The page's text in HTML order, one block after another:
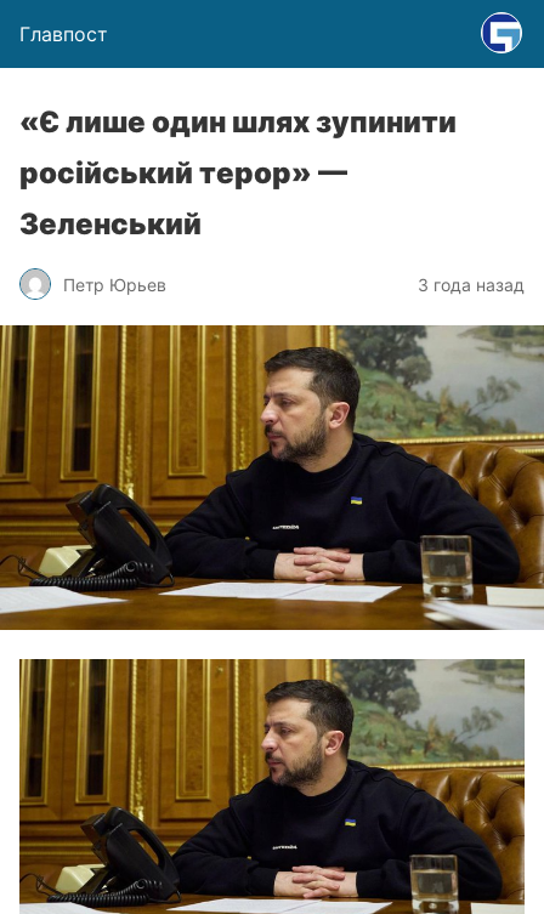
Главпост
«Є лише один шлях зупинити
російський терор» —
Зеленський
Петр Юрьев 3 года назад